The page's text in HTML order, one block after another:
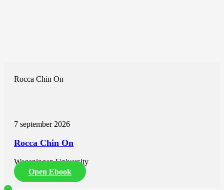
Rocca Chin On
7 september 2026
Rocca Chin On
Wageningen University
Open Ebook